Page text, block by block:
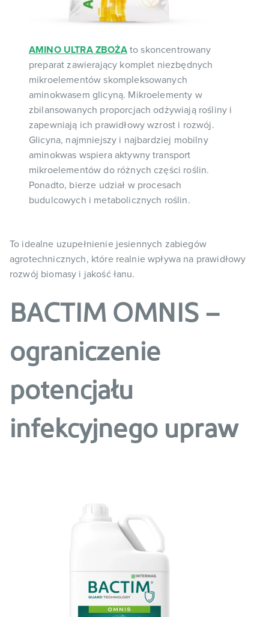
AMINO ULTRA ZBOŻA to skoncentrowany
preparat zawierający komplet niezbędnych
mikroelementów skompleksowanych
aminokwasem glicyną. Mikroelementy w
zbilansowanych proporcjach odżywiają rośliny i
zapewniają ich prawidłowy wzrost i rozwój.
Glicyna, najmniejszy i najbardziej mobilny
aminokwas wspiera aktywny transport
mikroelementów do różnych części roślin.
Ponadto, bierze udział w procesach
budulcowych i metabolicznych roślin.
To idealne uzupełnienie jesiennych zabiegów
agrotechnicznych, które realnie wpływa na prawidłowy
rozwój biomasy i jakość łanu.
BACTIM OMNIS –
ograniczenie
potencjału
infekcyjnego upraw